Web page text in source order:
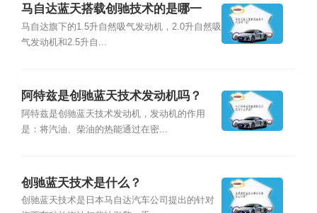
马自达蓝天搭载创驰技术的是哪一
款？
马自达旗下的1.5升自然吸气发动机，2.0升自然吸
气发动机和2.5升自...
阿特兹是创驰蓝天技术发动机吗？
阿特兹是创驰蓝天技术发动机，发动机的作用
是：将汽油、柴油的热能通过在密...
创驰蓝天技术是什么？
创驰蓝天技术是日本马自达汽车公司提出的针对